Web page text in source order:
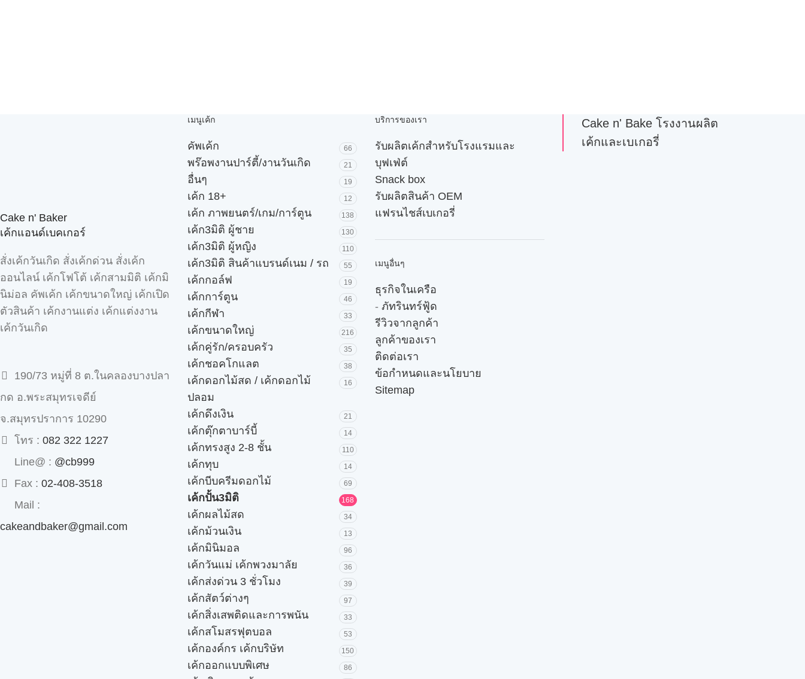
Cake n' Baker
เค้กแอนด์เบคเกอร์
สั่งเค้กวันเกิด สั่งเค้กด่วน สั่งเค้ก
ออนไลน์ เค้กโฟโต้ เค้กสามมิติ เค้กมิ
นิม่อล คัพเค้ก เค้กขนาดใหญ่ เค้กเปิด
ตัวสินค้า เค้กงานแต่ง เค้กแต่งงาน
เค้กวันเกิด
190/73 หมู่ที่ 8 ต.ในคลองบางปลา
กด อ.พระสมุทรเจดีย์
จ.สมุทรปราการ 10290
โทร : 082 322 1227
Line@ : @cb999
Fax : 02-408-3518
Mail :
cakeandbaker@gmail.com
เมนูเค้ก
คัพเค้ก 66
พร๊อพงานปาร์ตี้/งานวันเกิด 21
อื่นๆ 19
เค้ก 18+ 12
เค้ก ภาพยนตร์/เกม/การ์ตูน 138
เค้ก3มิติ ผู้ชาย 130
เค้ก3มิติ ผู้หญิง 110
เค้ก3มิติ สินค้าแบรนด์เนม / รถ 55
เค้กกอล์ฟ 19
เค้กการ์ตูน 46
เค้กกีฬา 33
เค้กขนาดใหญ่ 216
เค้กคู่รัก/ครอบครัว 35
เค้กชอคโกแลต 38
เค้กดอกไม้สด / เค้กดอกไม้
ปลอม
16
เค้กดึงเงิน 21
เค้กตุ๊กตาบาร์บี้ 14
เค้กทรงสูง 2-8 ชั้น 110
เค้กทุบ 14
เค้กบีบครีมดอกไม้ 69
เค้กปั้น3มิติ 168
เค้กผลไม้สด 34
เค้กม้วนเงิน 13
เค้กมินิมอล 96
เค้กวันแม่ เค้กพวงมาลัย 36
เค้กส่งด่วน 3 ชั่วโมง 39
เค้กสัตว์ต่างๆ 97
เค้กสิ่งเสพติดและการพนัน 33
เค้กสโมสรฟุตบอล 53
เค้กองค์กร เค้กบริษัท 150
เค้กออกแบบพิเศษ 86
บริการของเรา
รับผลิตเค้กสำหรับโรงแรมและ
บุฟเฟ่ต์
Snack box
รับผลิตสินค้า OEM
แฟรนไชส์เบเกอรี่
เมนูอื่นๆ
ธุรกิจในเครือ
- ภัทรินทร์ฟู้ด
รีวิวจากลูกค้า
ลูกค้าของเรา
ติดต่อเรา
ข้อกำหนดและนโยบาย
Sitemap
Cake n' Bake โรงงานผลิต
เค้กและเบเกอรี่